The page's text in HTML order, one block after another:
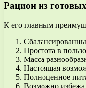
Рацион из
К его главным
Простота в
Масса
Настоящая
Полноценное
Возможно